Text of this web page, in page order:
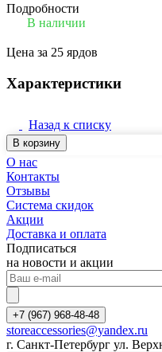
Подробности
В наличии
Цена за 25 ярдов
Характеристики
Назад к списку
В корзину
О нас
Контакты
Отзывы
Система скидок
Акции
Доставка и оплата
Подписаться
на новости и акции
+7 (967) 968-48-48
storeaccessories@yandex.ru
г. Санкт-Петербург ул.